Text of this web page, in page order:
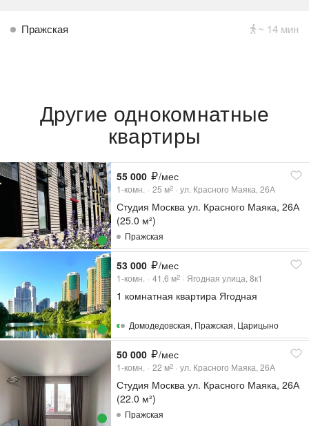
Пражская ~ 14 мин
Другие однокомнатные
квартиры
55 000 /мес
1-комн. 25 м2 ул. Красного Маяка, 26А
Студия Москва ул. Красного Маяка, 26А
(25.0 м²)
Пражская
53 000 /мес
1-комн. 41,6 м2 Ягодная улица, 8к1
1 комнатная квартира Ягодная
Домодедовская, Пражская, Царицыно
50 000 /мес
1-комн. 22 м2 ул. Красного Маяка, 26А
Студия Москва ул. Красного Маяка, 26А
(22.0 м²)
Пражская